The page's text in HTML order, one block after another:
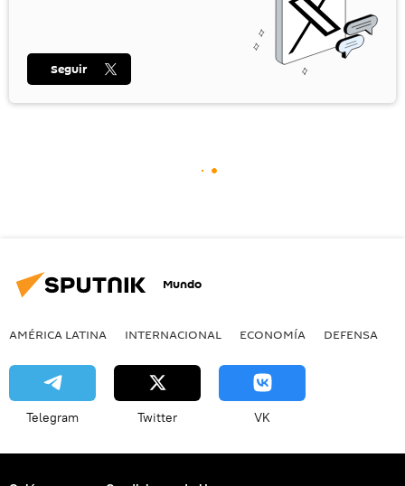
Seguir
Mundo
AMÉRICA LATINA INTERNACIONAL ECONOMÍA DEFENSA
Telegram Twitter VK